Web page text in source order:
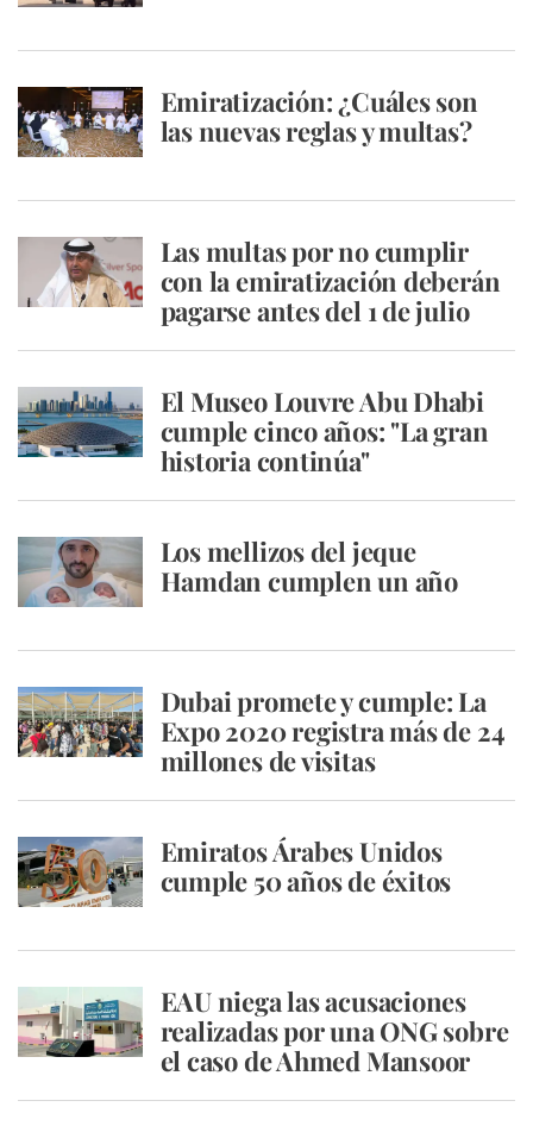
Emiratización: ¿Cuáles son
las nuevas reglas y multas?
Las multas por no cumplir
con la emiratización deberán
pagarse antes del 1 de julio
El Museo Louvre Abu Dhabi
cumple cinco años: "La gran
historia continúa"
Los mellizos del jeque
Hamdan cumplen un año
Dubai promete y cumple: La
Expo 2020 registra más de 24
millones de visitas
Emiratos Árabes Unidos
cumple 50 años de éxitos
EAU niega las acusaciones
realizadas por una ONG sobre
el caso de Ahmed Mansoor